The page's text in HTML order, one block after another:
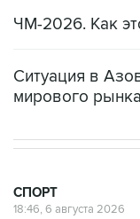
ЧМ-2026. Как
Ситуация в
мирового
СПОРТ
18:46, 6 августа 2026